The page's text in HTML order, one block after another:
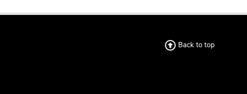
Back to top